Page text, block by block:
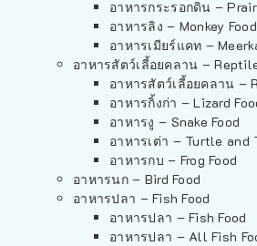
อาหารกระรอกดิน –
อาหารลิง – Monkey Food
อาหารเมียร์แคท –
อาหารสัตว์เลี้อยคลาน –
อาหารสัตว์เลี้อยคลาน –
อาหารกิ้งก่า – Lizard
อาหารงู – Snake Food
อาหารเต่า – Turtle and
อาหารกบ – Frog Food
อาหารนก – Bird Food
อาหารปลา – Fish Food
อาหารปลา – Fish Food
อาหารปลา – All Fish